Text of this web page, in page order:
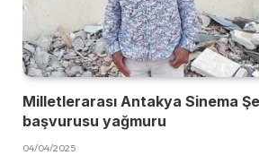
Milletlerarası Antakya Sinema
başvurusu yağmuru
04/04/2025